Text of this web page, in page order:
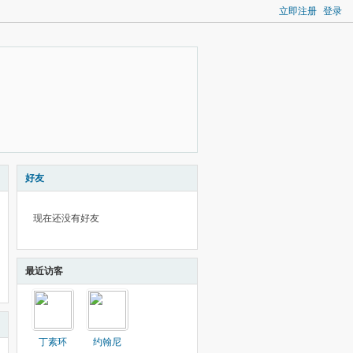
立即注册 登录
好友
现在还没有好友
最近访客
丁素环
约翰尼